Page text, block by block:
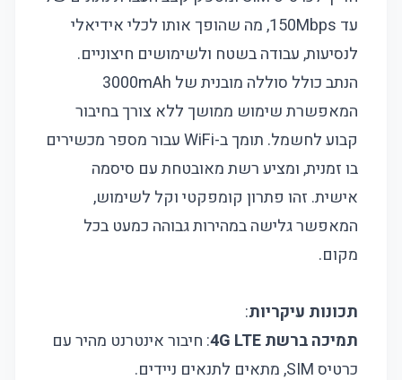
עד 150Mbps, מה שהופך אותו לכלי אידיאלי
לנסיעות, עבודה בשטח ולשימושים חיצוניים.
הנתב כולל סוללה מובנית של 3000mAh
המאפשרת שימוש ממושך ללא צורך בחיבור
קבוע לחשמל. תומך ב-WiFi עבור מספר מכשירים
בו זמנית, ומציע רשת מאובטחת עם סיסמה
אישית. זהו פתרון קומפקטי וקל לשימוש,
המאפשר גלישה במהירות גבוהה כמעט בכל
מקום.
תכונות עיקריות:
תמיכה ברשת 4G LTE
: חיבור אינטרנט מהיר עם
כרטיס SIM, מתאים לתנאים ניידים.